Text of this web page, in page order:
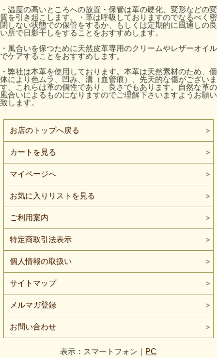
・温度の高いところへの放置・保管は革の硬化、変形などの変
質を引き起こします。・革は呼吸しておりますのでなるべく密
閉しない状態での保管をするか、もしくは定期的に風通しの良
い所で日影干しをすることをおすすめします。
・風合いを保つために天然皮革専用のクリームやレザーオイル
でケアすることをおすすめします。
・弊社は本革を使用しております。本革は天然素材のため、個
体により色ムラ、凹み、溝（血管痕）、先天的な傷がございま
す。これらは革の個性であり、良さでもあります。自然な革の
風合いによるものになりますのでご理解下さいますようお願い
致します。
お店のトップへ戻る
カートを見る
マイページへ
お気に入りリストを見る
ご利用案内
特定商取引法表示
個人情報の取扱い
サイトマップ
メルマガ登録
お問い合わせ
表示：スマートフォン｜ PC